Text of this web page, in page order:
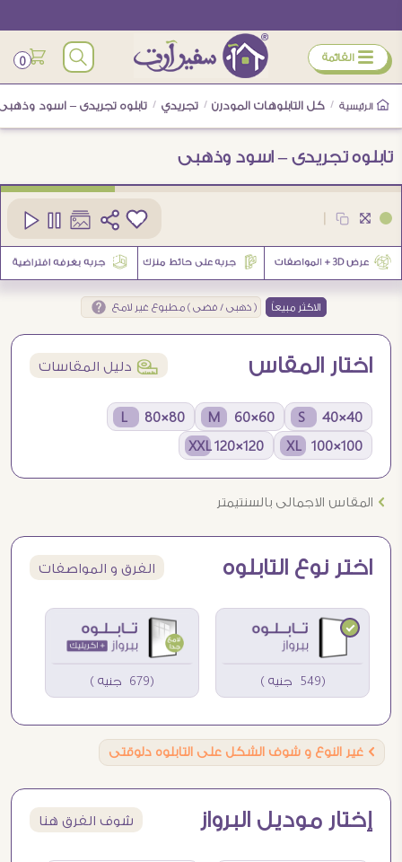
ÿ القائمة 0
الرئيسية / كل التابلوهات المودرن / تجريدي / تابلوه تجريدى – اسود
تابلوه تجريدى – اسود وذهبى
13
الاكثر مبيعاً ( ذهبى / فضى ) مطبوع غير لامع
اختار المقاس í دليل المقاسات
40×40 S
60×60 M
80×80 L
100×100 XL
120×120 XXL
Ö المقاس الاجمالى بالسنتيمتر
اختر نوع التابلوه الفرق و المواصفات
(549 جنيه ) (679 جنيه )
Ö غير النوع و شوف الشكل على التابلوه دلوقتى
إختار موديل البرواز شوف الفرق هنا